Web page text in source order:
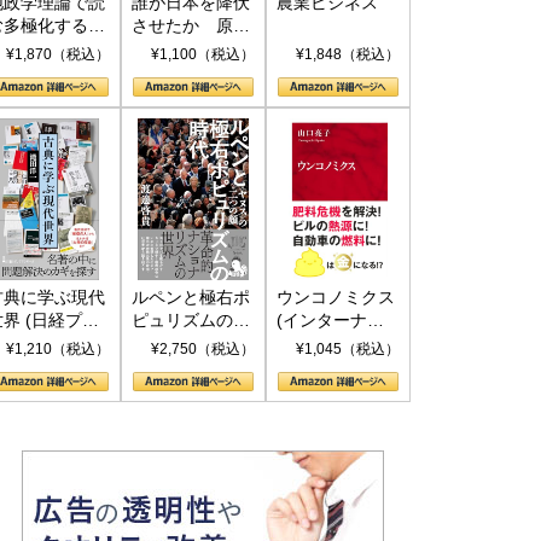
多極化する世
トランプと
¥1,870（税込）
させたか 原爆
投下、ソ連参
(PHP新書)
¥1,100（税込） ¥1,848（税込）
典に学ぶ現代
界 (日経プレ
アシリーズ)
¥1,210（税込）
ルペンと極右ポ
ピュリズムの時
代：〈ヤヌス〉
¥2,750（税込）
ウンコノミクス
(インターナシ
ョナル新書)
¥1,045（税込）